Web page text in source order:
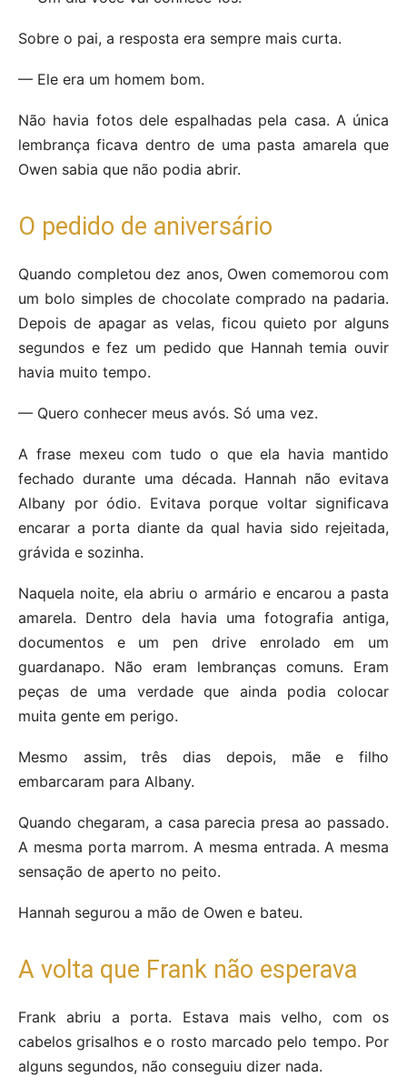
Sobre o pai, a resposta era sempre mais curta.
— Ele era um homem bom.
Não havia fotos dele espalhadas pela casa. A única
lembrança ficava dentro de uma pasta amarela que
Owen sabia que não podia abrir.
O pedido de aniversário
Quando completou dez anos, Owen comemorou com
um bolo simples de chocolate comprado na padaria.
Depois de apagar as velas, ficou quieto por alguns
segundos e fez um pedido que Hannah temia ouvir
havia muito tempo.
— Quero conhecer meus avós. Só uma vez.
A frase mexeu com tudo o que ela havia mantido
fechado durante uma década. Hannah não evitava
Albany por ódio. Evitava porque voltar significava
encarar a porta diante da qual havia sido rejeitada,
grávida e sozinha.
Naquela noite, ela abriu o armário e encarou a pasta
amarela. Dentro dela havia uma fotografia antiga,
documentos e um pen drive enrolado em um
guardanapo. Não eram lembranças comuns. Eram
peças de uma verdade que ainda podia colocar
muita gente em perigo.
Mesmo assim, três dias depois, mãe e filho
embarcaram para Albany.
Quando chegaram, a casa parecia presa ao passado.
A mesma porta marrom. A mesma entrada. A mesma
sensação de aperto no peito.
Hannah segurou a mão de Owen e bateu.
A volta que Frank não esperava
Frank abriu a porta. Estava mais velho, com os
cabelos grisalhos e o rosto marcado pelo tempo. Por
alguns segundos, não conseguiu dizer nada.